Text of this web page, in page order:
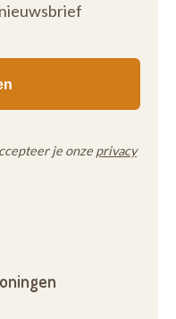
je onze privacy